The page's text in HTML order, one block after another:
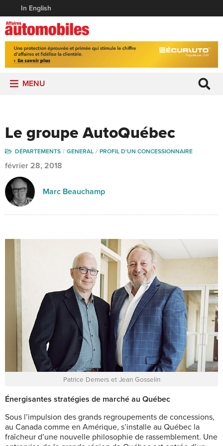
In English
MENU
Le groupe AutoQuébec
DÉPARTEMENTS GENERAL PROFIL D'UN CONCESSIONNAIRE
février 28, 2018
Marc Beauchamp
Patrice Demers et Jean Gosselin
Énergisantes stratégies de marché au Québec
Sous l’impulsion des grands regroupements de concessions,
au Canada comme en Amérique, s’installe au Québec la
fraîcheur d’une nouvelle philosophie de rassemblement. Une